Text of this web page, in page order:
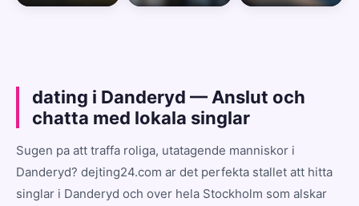
dating i Danderyd — Anslut och
chatta med lokala singlar
Sugen pa att traffa roliga, utatagende manniskor i
Danderyd? dejting24.com ar det perfekta stallet att hitta
singlar i Danderyd och over hela Stockholm som alskar